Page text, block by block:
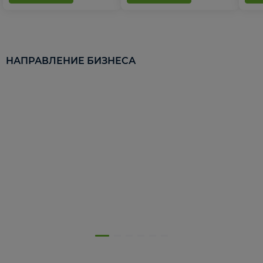
НАПРАВЛЕНИЕ БИЗНЕСА